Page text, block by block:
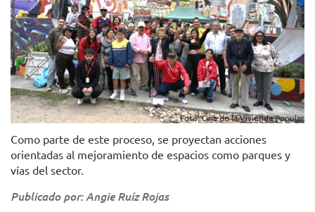
Foto: Caja de la Vivienda Popular
Como parte de este proceso, se proyectan acciones
orientadas al mejoramiento de espacios como parques y
vías del sector.
Publicado por: Angie Ruíz Rojas